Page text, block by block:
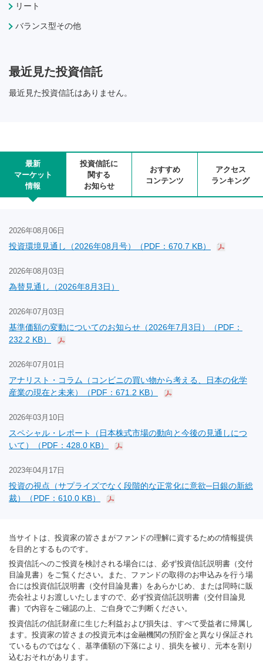
リート
バランス型その他
最近見た投資信託
最近見た投資信託はありません。
最新
マーケット
情報
投資信託に
関する
お知らせ
おすすめ
コンテンツ
アクセス
ランキング
2026年08月06日
投資環境見通し（2026年08月号）（PDF：670.7 KB）
2026年08月03日
為替見通し（2026年8月3日）
2026年07月03日
基準価額の変動についてのお知らせ（2026年7月3日）（PDF：
232.2 KB）
2026年07月01日
アナリスト・コラム（コンビニの買い物から考える、日本の化学
産業の現在と未来）（PDF：671.2 KB）
2026年03月10日
スペシャル・レポート（日本株式市場の動向と今後の見通しにつ
いて）（PDF：428.0 KB）
2023年04月17日
投資の視点（サプライズでなく段階的な正常化に意欲─日銀の新総
裁）（PDF：610.0 KB）
当サイトは、投資家の皆さまがファンドの理解に資するための情報提供
を目的とするものです。
投資信託へのご投資を検討される場合には、必ず投資信託説明書（交付
目論見書）をご覧ください。また、ファンドの取得のお申込みを行う場
合には投資信託説明書（交付目論見書）をあらかじめ、または同時に販
売会社よりお渡しいたしますので、必ず投資信託説明書（交付目論見
書）で内容をご確認の上、ご自身でご判断ください。
投資信託の信託財産に生じた利益および損失は、すべて受益者に帰属し
ます。投資家の皆さまの投資元本は金融機関の預貯金と異なり保証され
ているものではなく、基準価額の下落により、損失を被り、元本を割り
込むおそれがあります。